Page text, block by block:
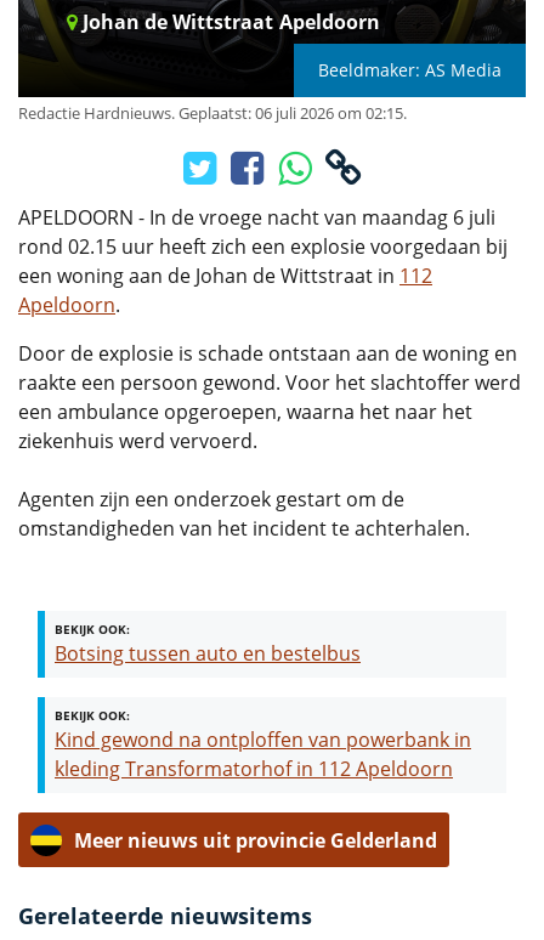
Johan de Wittstraat Apeldoorn
Beeldmaker: AS Media
Redactie Hardnieuws.Geplaatst: 06 juli 2026 om 02:15.
APELDOORN - In de vroege nacht van maandag 6 juli
rond 02.15 uur heeft zich een explosie voorgedaan bij
een woning aan de Johan de Wittstraat in 112
Apeldoorn.
Door de explosie is schade ontstaan aan de woning en
raakte een persoon gewond. Voor het slachtoffer werd
een ambulance opgeroepen, waarna het naar het
ziekenhuis werd vervoerd.
Agenten zijn een onderzoek gestart om de
omstandigheden van het incident te achterhalen.
BEKIJK OOK:
Botsing tussen auto en bestelbus
BEKIJK OOK:
Kind gewond na ontploffen van powerbank in
kleding Transformatorhof in 112 Apeldoorn
Meer nieuws uit provincie Gelderland
Gerelateerde nieuwsitems